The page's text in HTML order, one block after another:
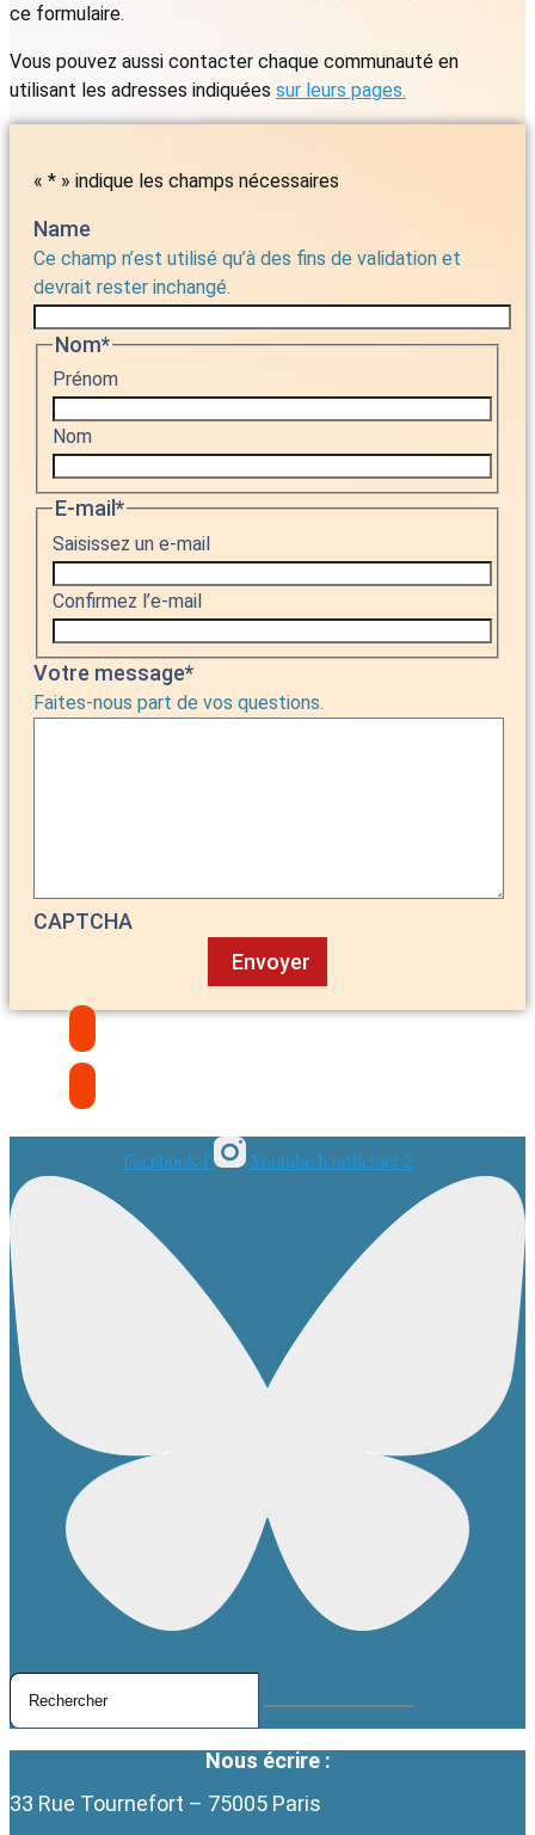
ce formulaire.
Vous pouvez aussi contacter chaque communauté en
utilisant les adresses indiquées sur leurs pages.
« * » indique les champs nécessaires
Name
Ce champ n’est utilisé qu’à des fins de validation et
devrait rester inchangé.
Nom*
Prénom
Nom
E-mail*
Saisissez un e-mail
Confirmez l’e-mail
Votre message*
Faites-nous part de vos questions.
CAPTCHA
Facebook-f Youtube Iconfichier 2
Nous écrire :
33 Rue Tournefort – 75005 Paris